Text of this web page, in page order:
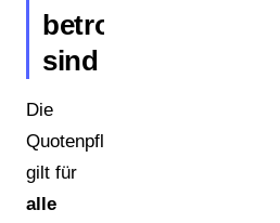
betroffen
sind
Die
Quotenpflicht
gilt für
alle